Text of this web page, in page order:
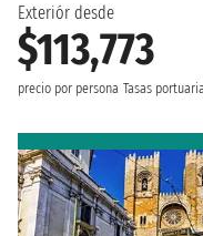
Exteriór desde
$113,773
precio por persona Tasas